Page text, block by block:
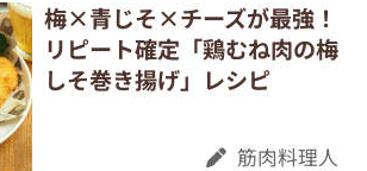
梅×青じそ×チーズが最強！
リピート確定「鶏むね肉の梅
しそ巻き揚げ」レシピ
筋肉料理人